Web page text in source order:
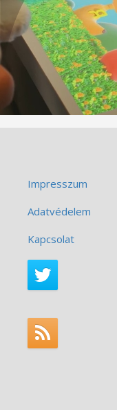
Impresszum
Adatvédelem
Kapcsolat